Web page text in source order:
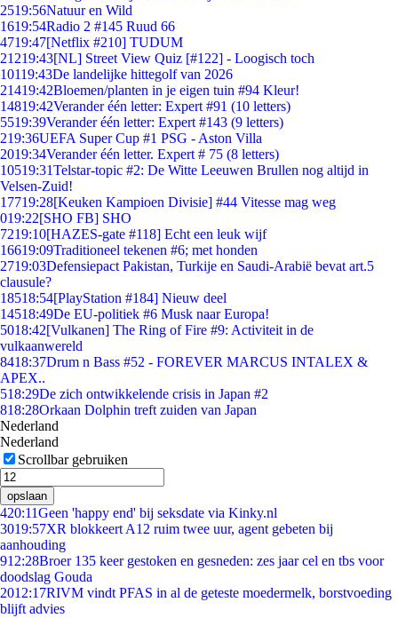
2519:56Natuur en Wild
1619:54Radio 2 #145 Ruud 66
4719:47[Netflix #210] TUDUM
21219:43[NL] Street View Quiz [#122] - Loogisch toch
10119:43De landelijke hittegolf van 2026
21419:42Bloemen/planten in je eigen tuin #94 Kleur!
14819:42Verander één letter: Expert #91 (10 letters)
5519:39Verander één letter: Expert #143 (9 letters)
219:36UEFA Super Cup #1 PSG - Aston Villa
2019:34Verander één letter. Expert # 75 (8 letters)
10519:31Telstar-topic #2: De Witte Leeuwen Brullen nog altijd in
Velsen-Zuid!
17719:28[Keuken Kampioen Divisie] #44 Vitesse mag weg
019:22[SHO FB] SHO
7219:10[HAZES-gate #118] Echt een leuk wijf
16619:09Traditioneel tekenen #6; met honden
2719:03Defensiepact Pakistan, Turkije en Saudi-Arabië bevat art.5
clausule?
18518:54[PlayStation #184] Nieuw deel
14518:49De EU-politiek #6 Musk naar Europa!
5018:42[Vulkanen] The Ring of Fire #9: Activiteit in de
vulkaanwereld
8418:37Drum n Bass #52 - FOREVER MARCUS INTALEX &
APEX..
518:29De zich ontwikkelende crisis in Japan #2
818:28Orkaan Dolphin treft zuiden van Japan
Nederland
Nederland
Scrollbar gebruiken
opslaan
420:11Geen 'happy end' bij seksdate via Kinky.nl
3019:57XR blokkeert A12 ruim twee uur, agent gebeten bij
aanhouding
912:28Broer 135 keer gestoken en gesneden: zes jaar cel en tbs voor
doodslag Gouda
2012:17RIVM vindt PFAS in al de geteste moedermelk, borstvoeding
blijft advies